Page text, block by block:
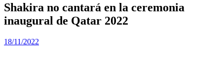
Shakira no cantará en la ceremonia
inaugural de Qatar 2022
18/11/2022